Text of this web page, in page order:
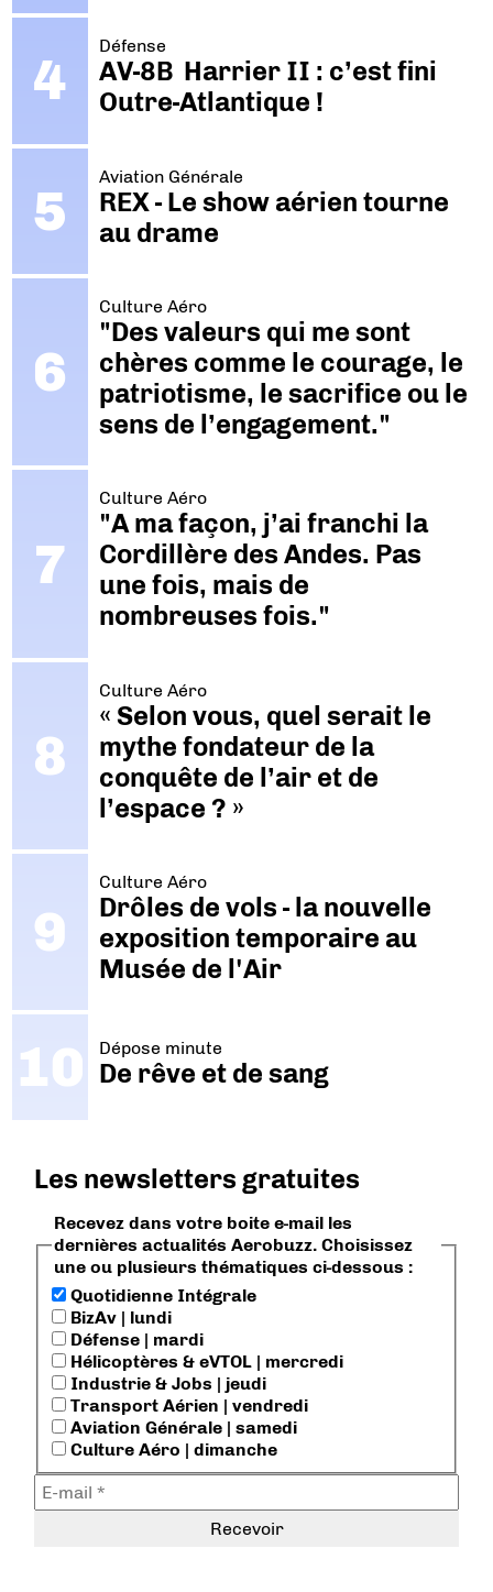
Défense
AV-8B Harrier II : c’est fini
Outre-Atlantique !
Aviation Générale
REX - Le show aérien tourne
au drame
Culture Aéro
"Des valeurs qui me sont
chères comme le courage, le
patriotisme, le sacrifice ou le
sens de l’engagement."
Culture Aéro
"A ma façon, j’ai franchi la
Cordillère des Andes. Pas
une fois, mais de
nombreuses fois."
Culture Aéro
« Selon vous, quel serait le
mythe fondateur de la
conquête de l’air et de
l’espace ? »
Culture Aéro
Drôles de vols - la nouvelle
exposition temporaire au
Musée de l'Air
Dépose minute
De rêve et de sang
Les newsletters gratuites
Recevez dans votre boite e-mail les
dernières actualités Aerobuzz. Choisissez
une ou plusieurs thématiques ci-dessous :
Quotidienne Intégrale
BizAv | lundi
Défense | mardi
Hélicoptères & eVTOL | mercredi
Industrie & Jobs | jeudi
Transport Aérien | vendredi
Aviation Générale | samedi
Culture Aéro | dimanche